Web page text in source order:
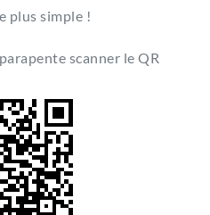
plus simple !
scanner le QR